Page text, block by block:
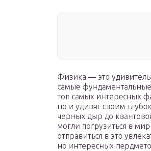
Физика — это
самые
топ самых интересных
но и удивят своим
черных дыр до
могли погрузиться в
отправиться в это
но интересных